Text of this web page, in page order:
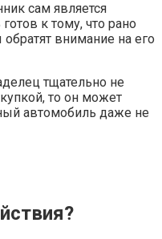
сам является
к тому, что рано
внимание на его
тщательно не
то он может
автомобиль даже не